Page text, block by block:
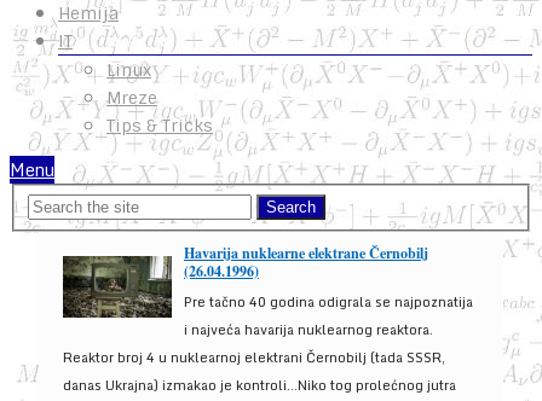
Hemija
IT
Linux
Mreze
Tips & Tricks
Menu
Havarija nuklearne elektrane Černobilj
(26.04.1996)
Pre tačno 40 godina odigrala se najpoznatija
i najveća havarija nuklearnog reaktora.
Reaktor broj 4 u nuklearnoj elektrani Černobilj (tada SSSR,
danas Ukrajna) izmakao je kontroli...Niko tog prolećnog jutra